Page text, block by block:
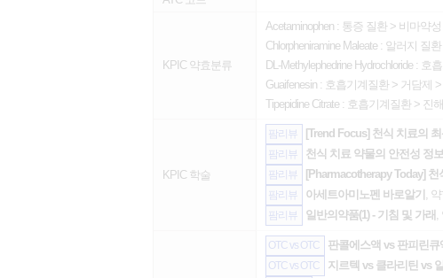
KPIC 약효분류
Acetaminophen : 통증 질환 > 비마약성
Chlorpheniramine Maleate : 알러지 질
DL-Methylephedrine Hydrochloride : 호
Guaifenesin : 호흡기계질환 > 거담제 >
Tipepidine Citrate : 호흡기계질환 > 진
KPIC 학술
팜리뷰 [Trend Focus] 천식 치료의
팜리뷰 천식 치료 약물의 안전성 정보
팜리뷰 [Pharmacotherapy Today]
팜리뷰 아세트아미노펜 바로알기 ,
팜리뷰 일반의약품(1) - 기침 및 가래 ,
OTC vs OTC 판콜에스액 vs 판피린큐
OTC vs OTC 지르텍 vs 클라리틴 vs